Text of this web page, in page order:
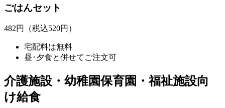
ごはんセット
482円 （税込520円）
宅配料は無料
昼･夕食と併せてご注文可
介護施設・幼稚園保育園・福祉施設向
け給食